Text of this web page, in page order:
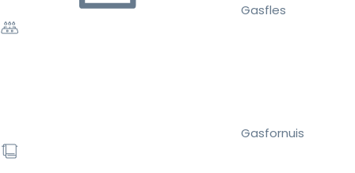
Gasfles
Gasfornuis